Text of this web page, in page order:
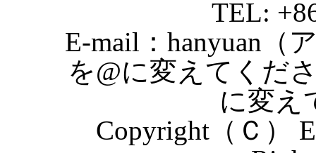
TEL:
E-mail：hanyuan（
を@に変えてく
に変え
Copyright（Ｃ）